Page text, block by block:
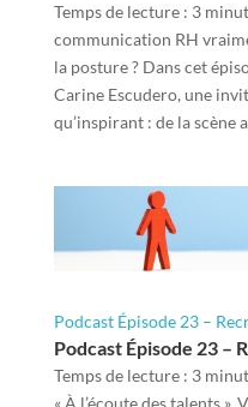
Temps de lecture : 3
communication RH
la posture ? Dans cet
Carine Escudero, une
qu’inspirant : de la scène
Podcast Épisode 23 –
Podcast Épisode 23 –
Temps de lecture : 3